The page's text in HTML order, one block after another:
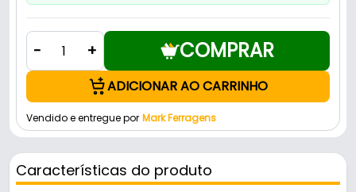
- + COMPRAR
ADICIONAR AO CARRINHO
Vendido e entregue por Mark Ferragens
Características do produto